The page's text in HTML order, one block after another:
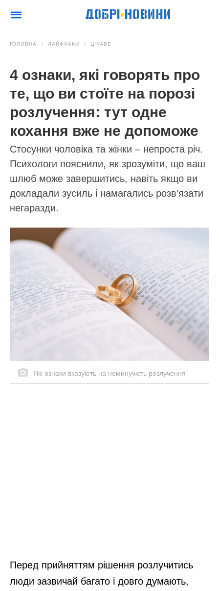
ГОЛОВНА ЛАЙФХАКИ ЦІКАВЕ
4 ознаки, які говорять про
те, що ви стоїте на порозі
розлучення: тут одне
кохання вже не допоможе
Стосунки чоловіка та жінки – непроста річ.
Психологи пояснили, як зрозуміти, що ваш
шлюб може завершитись, навіть якщо ви
докладали зусиль і намагались розв'язати
негаразди.
Які ознаки вказують на неминучість розлучення
Перед прийняттям рішення розлучитись
люди зазвичай багато і довго думають,